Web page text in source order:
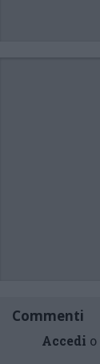
Commenti
Accedi o